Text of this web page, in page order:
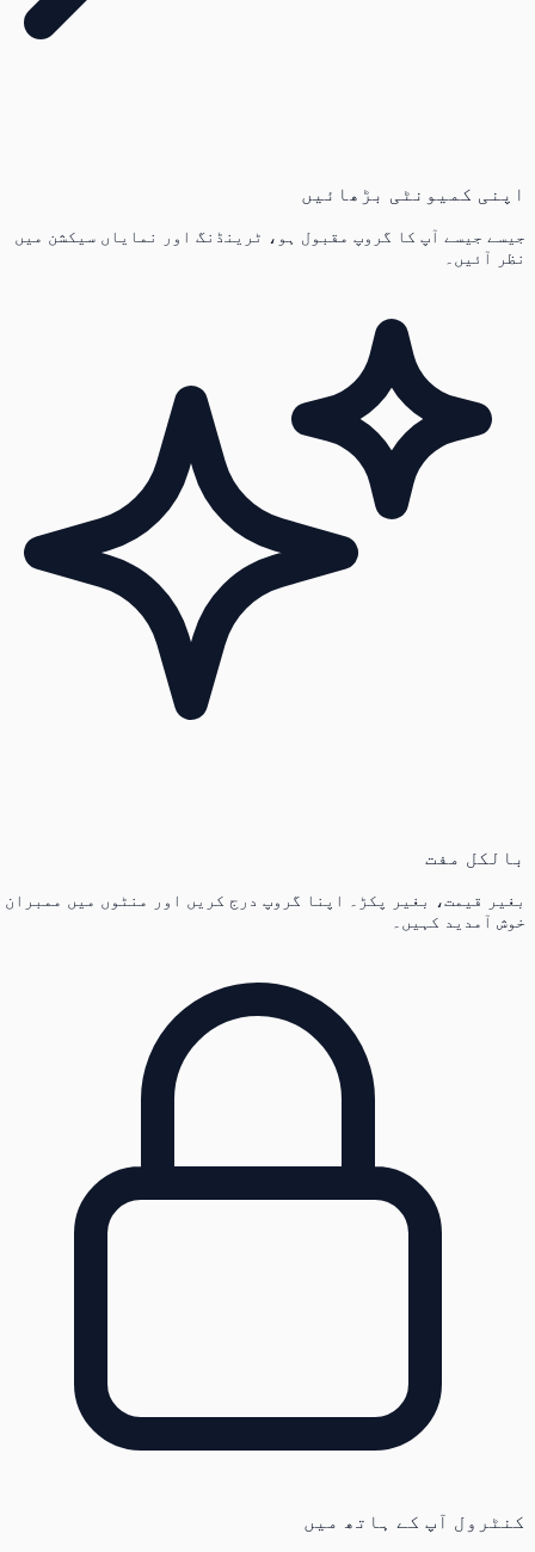
اپنی کمیونٹی بڑھائیں
جیسے جیسے آپ کا گروپ مقبول ہو، ٹرینڈنگ اور نمایاں سیکشن میں
نظر آئیں۔
بالکل مفت
بغیر قیمت، بغیر پکڑ۔ اپنا گروپ درج کریں اور منٹوں میں ممبران
خوش آمدید کہیں۔
کنٹرول آپ کے ہاتھ میں